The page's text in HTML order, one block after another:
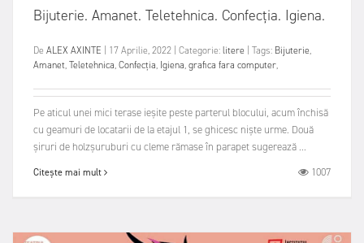
Bijuterie. Amanet. Teletehnica. Confecția. Igiena.
De ALEX AXINTE 17 Aprilie, 2022 Categorie:litere Tags: Bijuterie,
Amanet,Teletehnica,Confecția, Igiena,grafica fara computer,
Pe aticul unei mici terase ieșite peste parterul blocului, acum închisă
cu geamuri de locatarii de la etajul 1, se ghicesc niște urme. Două
șiruri de holzșuruburi cu cleme rămase în parapet sugerează ...
Citește mai mult 1007